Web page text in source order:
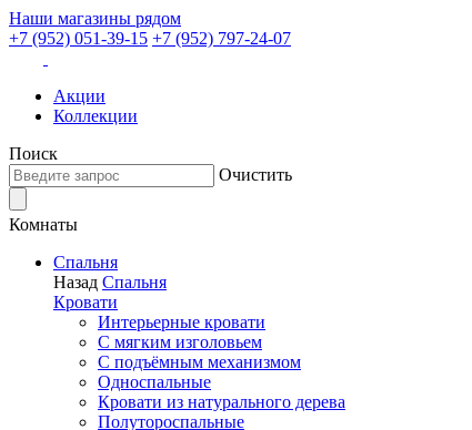
Наши магазины рядом
+7 (952) 051-39-15 +7 (952) 797-24-07
Акции
Коллекции
Поиск
Очистить
Комнаты
Спальня
Назад Спальня
Кровати
Интерьерные кровати
С мягким изголовьем
С подъёмным механизмом
Односпальные
Кровати из натурального дерева
Полутороспальные